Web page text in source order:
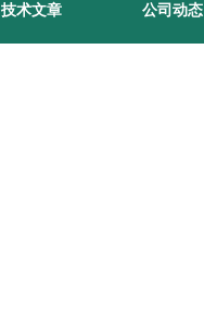
技术文章 公司动态